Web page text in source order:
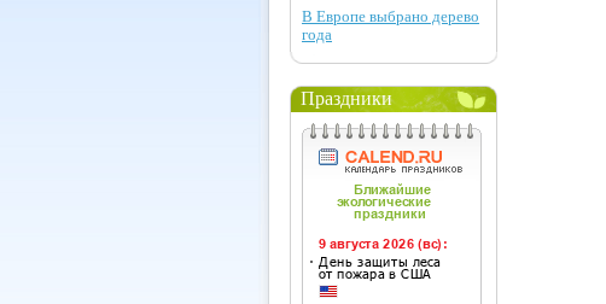
В Европе выбрано дерево
года
Праздники